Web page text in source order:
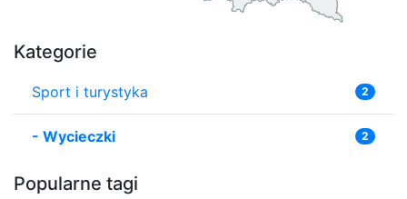
Kategorie
Sport i turystyka 2
- Wycieczki 2
Popularne tagi